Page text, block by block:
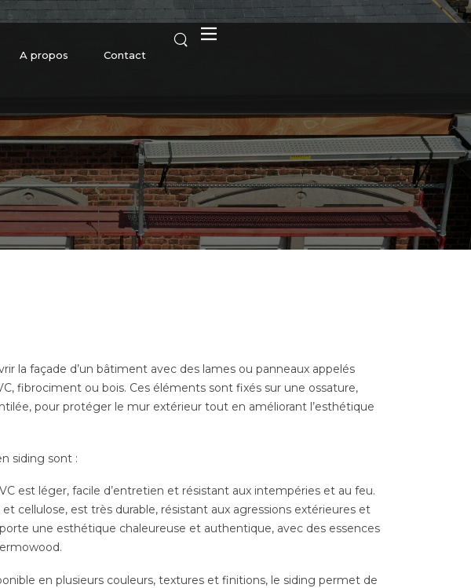
A propos Contact
la façade d’un bâtiment avec des lames ou panneaux appelés
fibrociment ou bois. Ces éléments sont fixés sur une ossature,
pour protéger le mur extérieur tout en améliorant l’esthétique
siding sont :
est léger, facile d’entretien et résistant aux intempéries et au feu.
cellulose, est très durable, résistant aux agressions extérieures et
une esthétique chaleureuse et authentique, avec des essences
en plusieurs couleurs, textures et finitions, le siding permet de